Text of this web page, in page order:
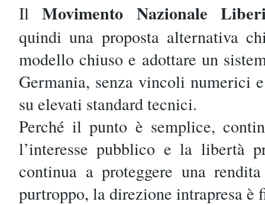
IlMovimento Nazionale
quindi una proposta alternativa
modello chiuso e adottare un
Germania, senza vincoli numerici
su elevati standard tecnici.
Perché il punto è semplice,
l’interesse pubblico e la libertà
continua a proteggere una
purtroppo, la direzione intrapresa è